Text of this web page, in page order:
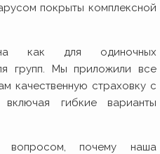
покрыты комплексной
как для одиночных
групп. Мы приложили все
качественную страховку с
гибкие варианты
вопросом, почему наша